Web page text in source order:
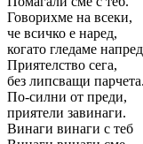
Говорихме на всеки,
че всичко е наред,
когато гледаме
Приятелство сега,
без липсващи парчета.
По-силни от преди,
приятели завинаги.
Винаги винаги с теб